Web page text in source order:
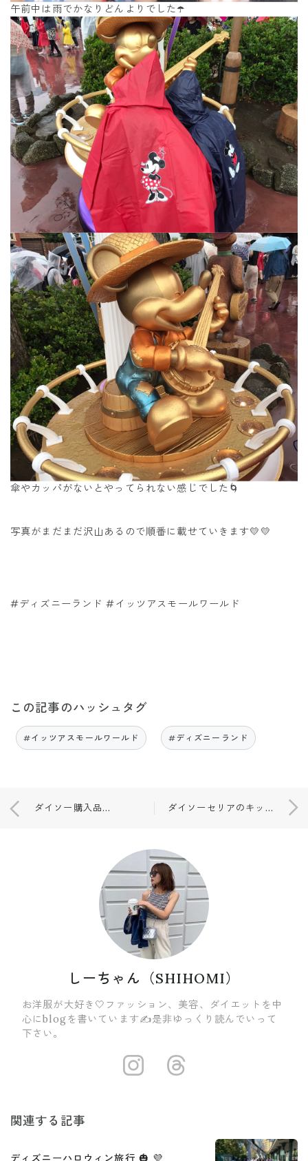
午前中は雨でかなりどんよりでした☂️
傘やカッパがないとやってられない感じでした🌀
写真がまだまだ沢山あるので順番に載せていきます💛💛
#ディズニーランド #イッツアスモールワールド
この記事のハッシュタグ
#イッツアスモールワールド #ディズニーランド
ダイソー購入品💜💛 ダイソーセリアのキッチンバスグッズ🎵♥︎
しーちゃん（SHIHOMI）
お洋服が大好き🤍ファッション、美容、ダイエットを中
心にblogを書いています✍️是非ゆっくり読んでいって
下さい。
https://
関連する記事
ディズニーハロウィン旅行 🎃 💜